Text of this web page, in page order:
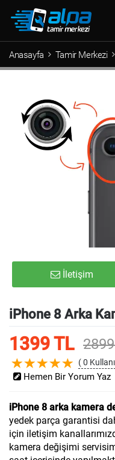
Anasayfa Tamir Merkezi
İletişim
iPhone 8 Arka
1399 TL
( 0
Hemen Bir Yorum Yaz
iPhone 8 arka kamera
yedek parça garantisi
için iletişim
kamera değişimi